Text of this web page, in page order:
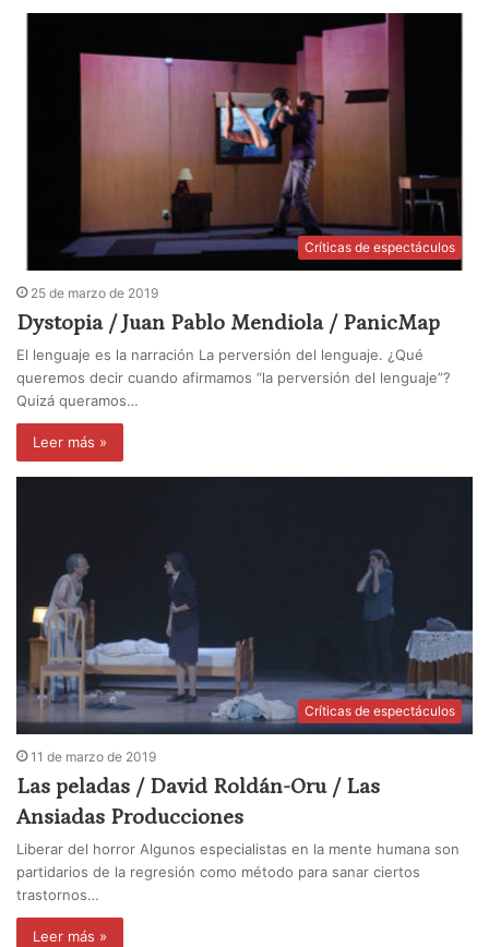
Críticas de espectáculos
25 de marzo de 2019
Dystopia / Juan Pablo Mendiola / PanicMap
El lenguaje es la narración La perversión del lenguaje. ¿Qué
queremos decir cuando afirmamos “la perversión del lenguaje”?
Quizá queramos…
Leer más »
Críticas de espectáculos
11 de marzo de 2019
Las peladas / David Roldán-Oru / Las
Ansiadas Producciones
Liberar del horror Algunos especialistas en la mente humana son
partidarios de la regresión como método para sanar ciertos
trastornos…
Leer más »